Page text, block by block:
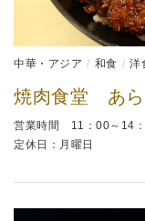
中華・アジア 和食 洋
焼肉食堂 あら
営業時間 11：00～14
定休日：月曜日